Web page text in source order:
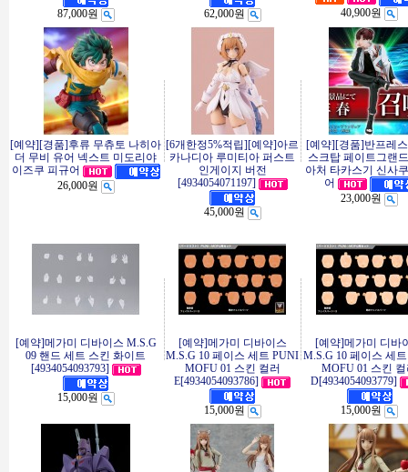
87,000원 62,000원 40,900원
[예약][경품]후류 무츄토 나히아
더 무비 유어 넥스트 미도리야
이즈쿠 피규어
26,000원
[6개한정5%적립][예약]아르
카나디아 루미티아 퍼스트
인게이지 버전
[4934054071197]
45,000원
[예약][경품]반프레
스크탑 페이트그랜
아처 타카스기 신사
어
23,000원
[예약]메가미 디바이스 M.S.G
09 핸드 세트 스킨 화이트
[4934054093793]
15,000원
[예약]메가미 디바이스
M.S.G 10 페이스 세트 PUNI
MOFU 01 스킨 컬러
E[4934054093786]
15,000원
[예약]메가미 디바
M.S.G 10 페이스 세
MOFU 01 스킨
D[4934054093779]
15,000원